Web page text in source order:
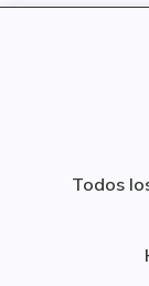
Todos